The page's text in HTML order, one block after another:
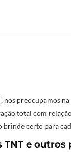
preocupamos
total com
brinde certo para
e